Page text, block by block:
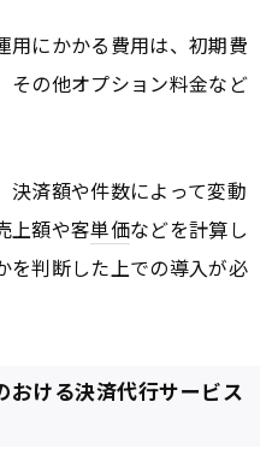
用にかかる費用は、初期費
その他オプション料金など
決済額や件数によって変動
上額や客単価などを計算し
を判断した上での導入が必
おける決済代行サービス